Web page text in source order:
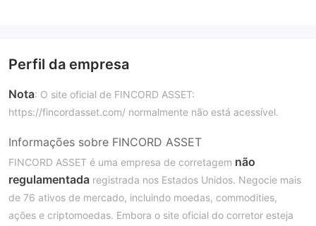
Perfil da empresa
Nota: O site oficial de FINCORD ASSET:
https://fincordasset.com/ normalmente não está acessível.
Informações sobre FINCORD ASSET
FINCORD ASSET é uma empresa de corretagem não
regulamentada registrada nos Estados Unidos. Negocie mais
de 76 ativos de mercado, incluindo moedas, commodities,
ações e criptomoedas. Embora o site oficial do corretor esteja